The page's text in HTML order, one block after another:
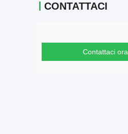
CONTATTACI
Contattaci ora